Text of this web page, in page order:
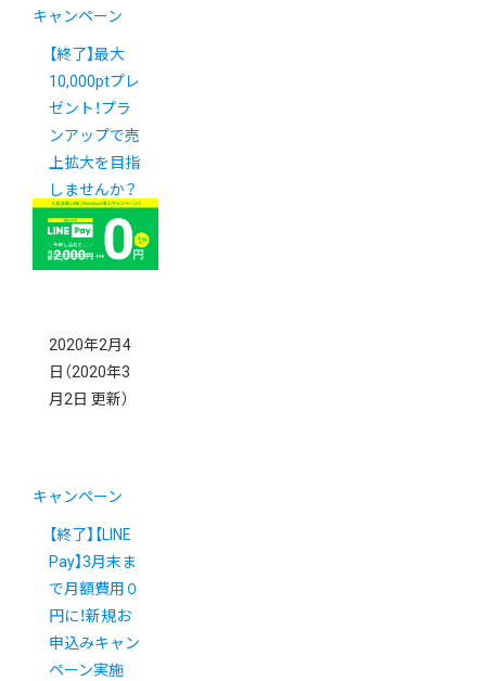
キャンペーン
【終了】最大
10,000ptプレ
ゼント！プラ
ンアップで売
上拡大を目指
しませんか？
2020年2月4
日 （2020年3
月2日 更新）
キャンペーン
【終了】【LINE
Pay】3月末ま
で月額費用０
円に！新規お
申込みキャン
ペーン実施